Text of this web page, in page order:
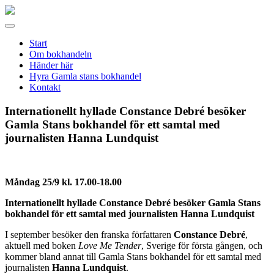
Gamla
Meny
Start
Om bokhandeln
Händer här
Hyra Gamla stans bokhandel
Kontakt
Internationellt hyllade Constance Debré besöker
Gamla Stans bokhandel för ett samtal med
journalisten Hanna Lundquist
Måndag 25/9 kl. 17.00-18.00
Internationellt hyllade Constance Debré besöker Gamla Stans
bokhandel för ett samtal med journalisten Hanna Lundquist
I september besöker den franska författaren Constance Debré,
aktuell med boken Love Me Tender, Sverige för första gången, och
kommer bland annat till Gamla Stans bokhandel för ett samtal med
journalisten Hanna Lundquist.